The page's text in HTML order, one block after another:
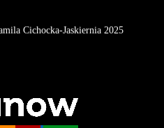
Cichocka-Jaskiernia 2025